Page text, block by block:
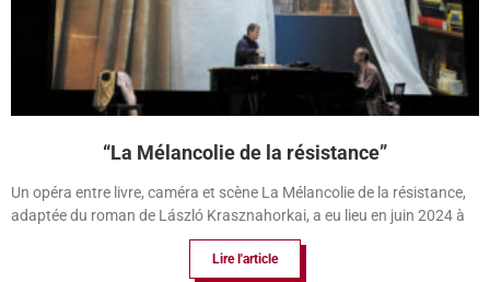
“La Mélancolie de la résistance”
Un opéra entre livre, caméra et scène La Mélancolie de la résistance,
adaptée du roman de László Krasznahorkai, a eu lieu en juin 2024 à
Lire l'article